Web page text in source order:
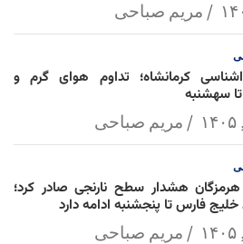
مریم صباحی
کرمانشاه؛ تداوم هوای گرم و
سهشنبه
مریم صباحی
هشدار سطح نارنجی صادر کرد؛
فارس تا پنجشنبه ادامه دارد
مریم صباحی